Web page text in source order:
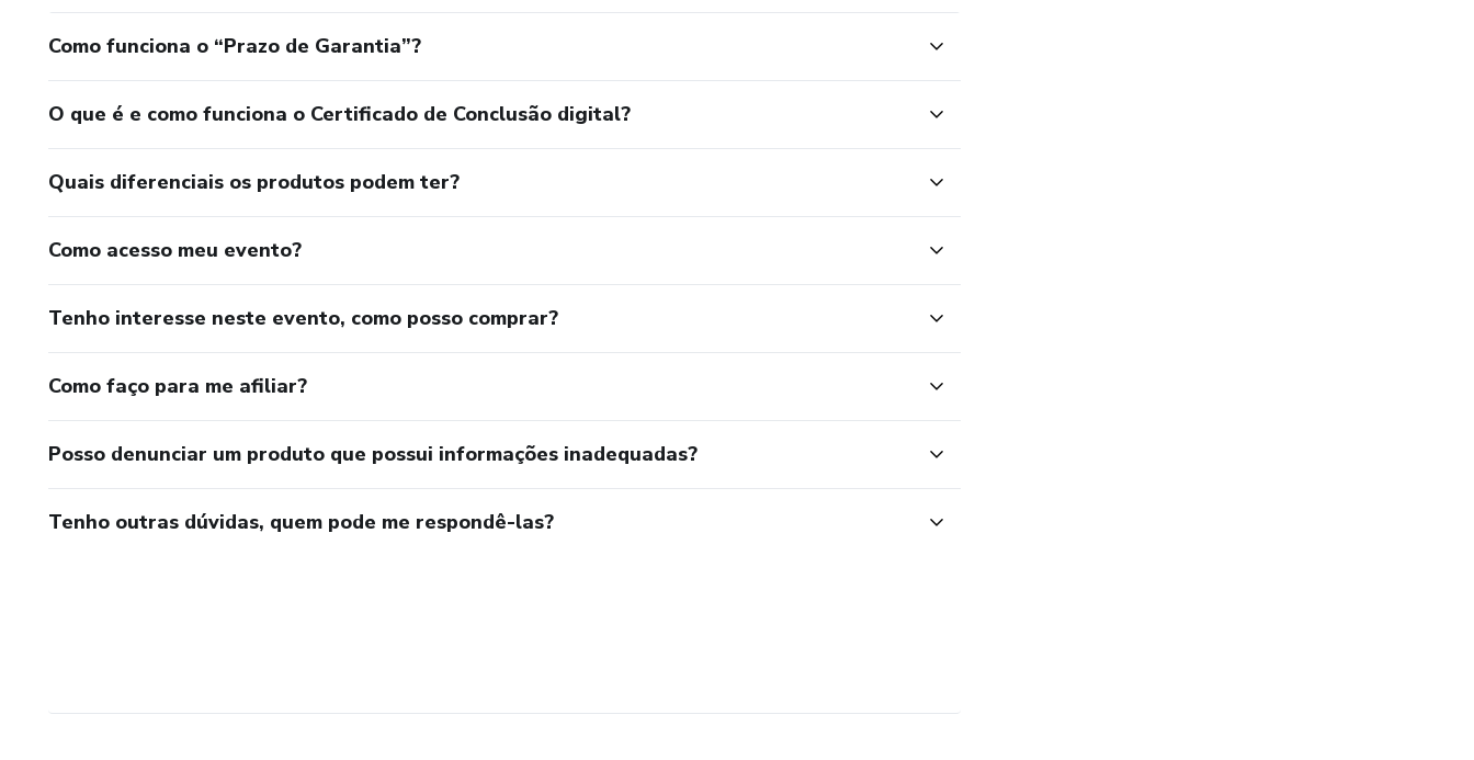
Como funciona o “Prazo de Garantia”?
O que é e como funciona o Certificado de Conclusão digital?
Quais diferenciais os produtos podem ter?
Como acesso meu evento?
Tenho interesse neste evento, como posso comprar?
Como faço para me afiliar?
Posso denunciar um produto que possui informações inadequadas?
Tenho outras dúvidas, quem pode me respondê-las?